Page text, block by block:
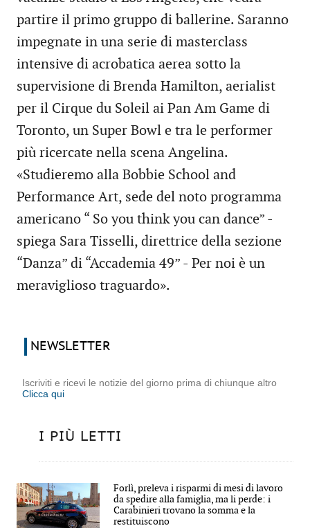
partire il primo gruppo di ballerine. Saranno
impegnate in una serie di masterclass
intensive di acrobatica aerea sotto la
supervisione di Brenda Hamilton, aerialist
per il Cirque du Soleil ai Pan Am Game di
Toronto, un Super Bowl e tra le performer
più ricercate nella scena Angelina.
«Studieremo alla Bobbie School and
Performance Art, sede del noto programma
americano “ So you think you can dance” -
spiega Sara Tisselli, direttrice della sezione
“Danza” di “Accademia 49” - Per noi è un
meraviglioso traguardo».
NEWSLETTER
Iscriviti e ricevi le notizie del giorno prima di chiunque altro
Clicca qui
I PIÙ LETTI
Forlì, preleva i risparmi di mesi di lavoro
da spedire alla famiglia, ma li perde: i
Carabinieri trovano la somma e la
restituiscono